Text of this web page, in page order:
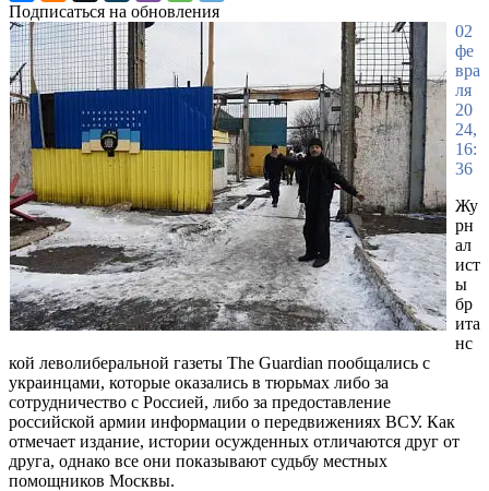
Подписаться на обновления
02
фе
вра
ля
20
24,
16:
36
Жу
рн
ал
ист
ы
бр
ита
нс
кой леволиберальной газеты The Guardian пообщались с
украинцами, которые оказались в тюрьмах либо за
сотрудничество с Россией, либо за предоставление
российской армии информации о передвижениях ВСУ. Как
отмечает издание, истории осужденных отличаются друг от
друга, однако все они показывают судьбу местных
помощников Москвы.